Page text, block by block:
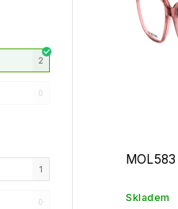
2
0
1
0 Skladem